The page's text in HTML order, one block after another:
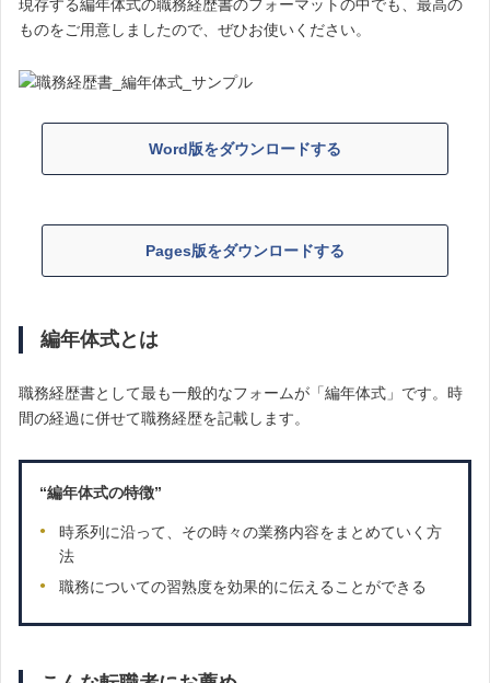
現存する編年体式の職務経歴書のフォーマットの中でも、最高の
ものをご用意しましたので、ぜひお使いください。
Word版をダウンロードする
Pages版をダウンロードする
編年体式とは
職務経歴書として最も一般的なフォームが「編年体式」です。時
間の経過に併せて職務経歴を記載します。
“編年体式の特徴”
時系列に沿って、その時々の業務内容をまとめていく方
法
職務についての習熟度を効果的に伝えることができる